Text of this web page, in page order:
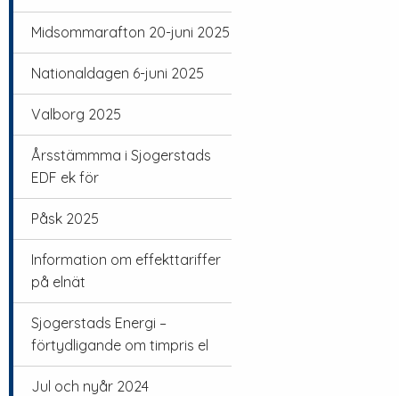
Midsommarafton 20-juni 2025
Nationaldagen 6-juni 2025
Valborg 2025
Årsstämmma i Sjogerstads
EDF ek för
Påsk 2025
Information om effekttariffer
på elnät
Sjogerstads Energi –
förtydligande om timpris el
Jul och nyår 2024